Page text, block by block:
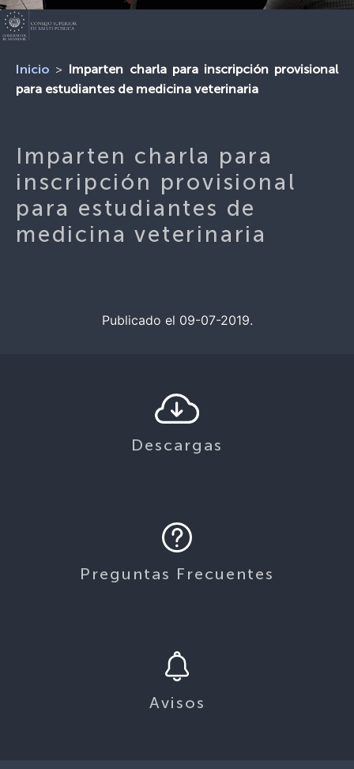
Inicio > Imparten charla para inscripción provisional
para estudiantes de medicina veterinaria
Imparten charla para
inscripción provisional
para estudiantes de
medicina veterinaria
Publicado el 09-07-2019.
Descargas
Preguntas Frecuentes
Avisos